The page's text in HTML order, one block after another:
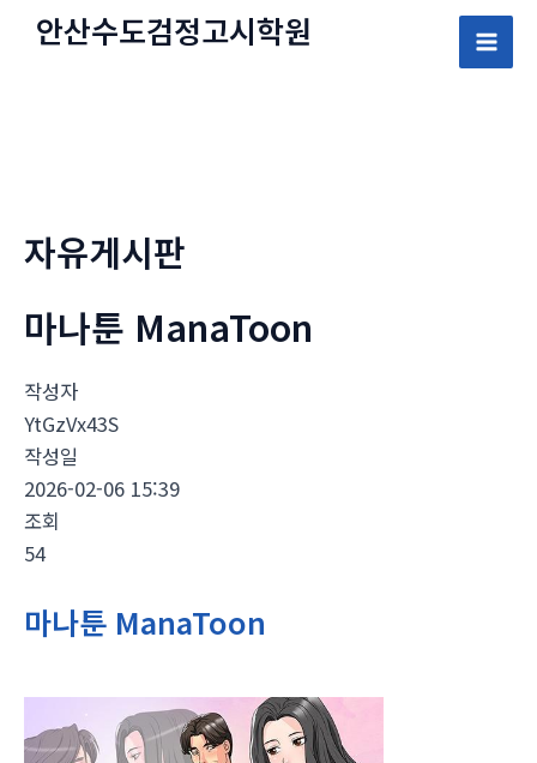
안산수도검정고시학원
Main
자유게시판
마나툰 ManaToon
작성자
YtGzVx43S
작성일
2026-02-06 15:39
조회
54
마나툰 ManaToon